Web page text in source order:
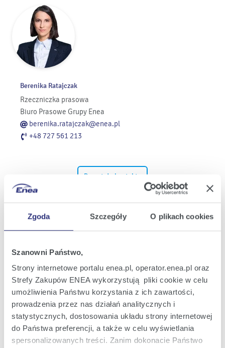
Zgoda Szczegóły O plikach cookies
Szanowni Państwo,
Strony internetowe portalu enea.pl, operator.enea.pl oraz
Strefy Zakupów ENEA wykorzystują pliki cookie w celu
umożliwienia Państwu korzystania z ich zawartości,
prowadzenia przez nas działań analitycznych i
statystycznych, dostosowania układu strony internetowej
do Państwa preferencji, a także w celu wyświetlania
spersonalizowanych treści. Zanim dokonacie Państwo
Berenika Ratajczak
Rzeczniczka prasowa
Biuro Prasowe Grupy Enea
berenika.ratajczak@enea.pl
+48 727 561 213
Pozostałe kontakty
Informacje dla dziennikarzy
skrzynce e-mail.
Zapisz się